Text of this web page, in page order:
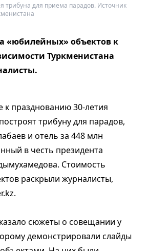
трибуна для приема парадов. Источник
«юбилейных» объектов к
Туркменистана
к празднованию 30-летия
трибуну для парадов,
и отель за 448 млн
в честь президента
Стоимость
раскрыли журналисты,
сюжеты о совещании у
демонстрировали слайды